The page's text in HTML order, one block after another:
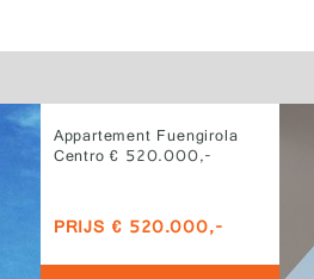
Appartement Fuengirola
Centro € 520.000,-
PRIJS € 520.000,-